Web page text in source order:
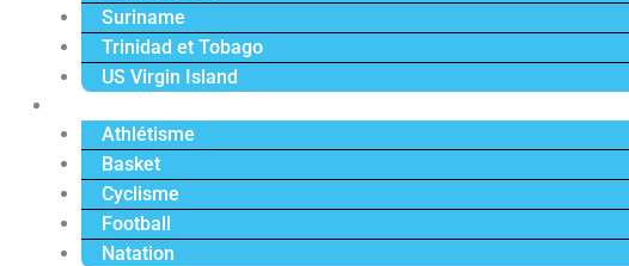
Suriname
Trinidad et Tobago
US Virgin Island
Athlétisme
Basket
Cyclisme
Football
Natation